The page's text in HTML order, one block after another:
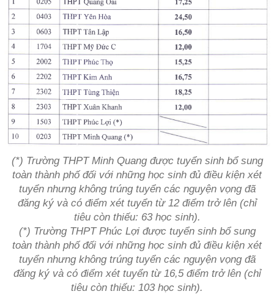
(*) Trường THPT Minh Quang được tuyển sinh bổ sung
toàn thành phố đối với những học sinh đủ điều kiện xét
tuyển nhưng không trúng tuyển các nguyện vọng đã
đăng ký và có điểm xét tuyển từ 12 điểm trở lên (chỉ
tiêu còn thiếu: 63 học sinh).
(*) Trường THPT Phúc Lợi được tuyển sinh bổ sung
toàn thành phố đối với những học sinh đủ điều kiện xét
tuyển nhưng không trúng tuyển các nguyện vọng đã
đăng ký và có điểm xét tuyển từ 16,5 điểm trở lên (chỉ
tiêu còn thiếu: 103 học sinh).